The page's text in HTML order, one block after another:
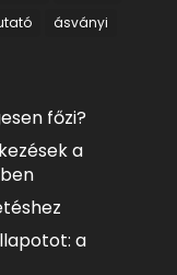
ásványi
főzi?
a
a